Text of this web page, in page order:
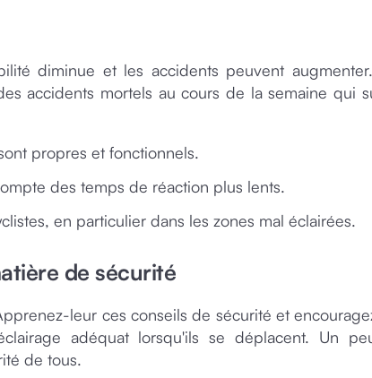
diminue et les accidents peuvent
accidents mortels au cours de la semaine qui
propres et fonctionnels.
des temps de réaction plus lents.
en particulier dans les zones mal éclairées.
de sécurité
leur ces conseils de sécurité et
adéquat lorsqu'ils se déplacent. Un
de tous.